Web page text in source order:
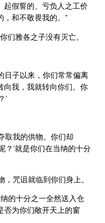
起假誓的、亏负人之工价
，和不敬畏我的。”
们雅各之子没有灭亡。
日子以来，你们常常偏离
向我，我就转向你们。你
’
取我的供物。你们却
？’就是你们在当纳的十分
咒诅就临到你们身上。
的十分之一全然送入仓
否为你们敞开天上的窗